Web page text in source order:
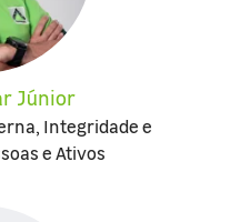
Júnior
Integridade e
e Ativos